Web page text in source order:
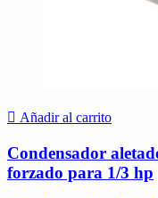
Añadir al carrito
Condensador
forzado para 1/3 hp